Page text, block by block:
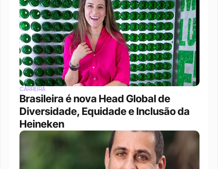
CARREIRA
Brasileira é nova Head Global de
Diversidade, Equidade e Inclusão da
Heineken